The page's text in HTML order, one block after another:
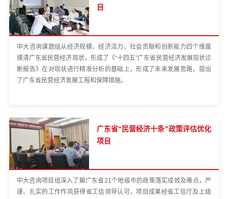
目
中大咨询课题组从经济规模、经济活力、社会贡献和创新能力四个维度
摸清广东省民营经济现状，形成了《“十四五”广东省民营经济发展现状诊
断报告》在对现状进行精准分析的基础上，形成了未来发展思路，提出
了广东省民营经济发展工程和保障措施。
广东省“民营经济十条”政策评估优化
项目
中大咨询项目组深入了解广东省21个地级市的政策落实成效及难点，严
谨、扎实的工作作风获得省工信领导认可，项目成果经省工信厅及上级